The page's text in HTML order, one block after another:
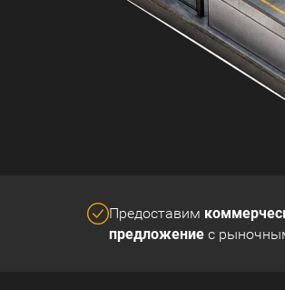
Предоставим
предложениес